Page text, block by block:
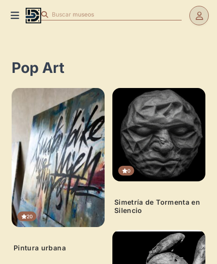
Buscar museos
Pop Art
20
Pintura urbana
0
Simetría de Tormenta en
Silencio